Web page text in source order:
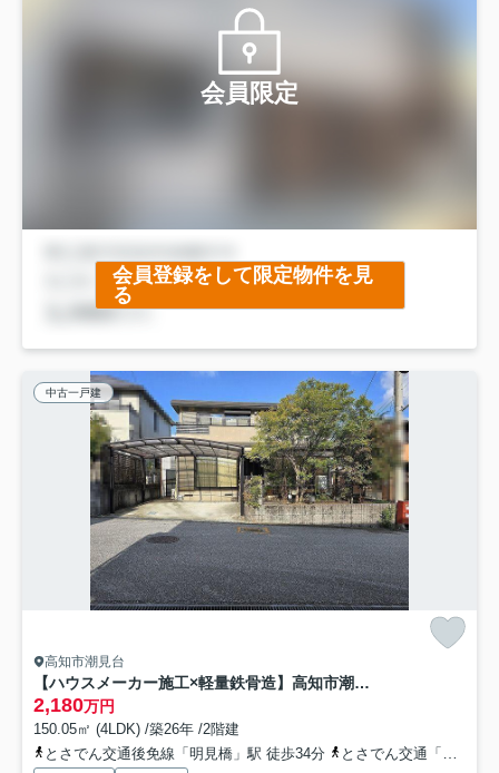
会員限定
会員登録をして限定物件を見
る
中古一戸建
高知市潮見台
【ハウスメーカー施工×軽量鉄骨造】高知市潮見台3丁目 中古一戸建て
2,180万円
150.05㎡ (4LDK) /築26年 /2階建
とさでん交通後免線「明見橋」駅 徒歩34分
とさでん交通「潮見台ターミナル」バス停下車 徒歩2分